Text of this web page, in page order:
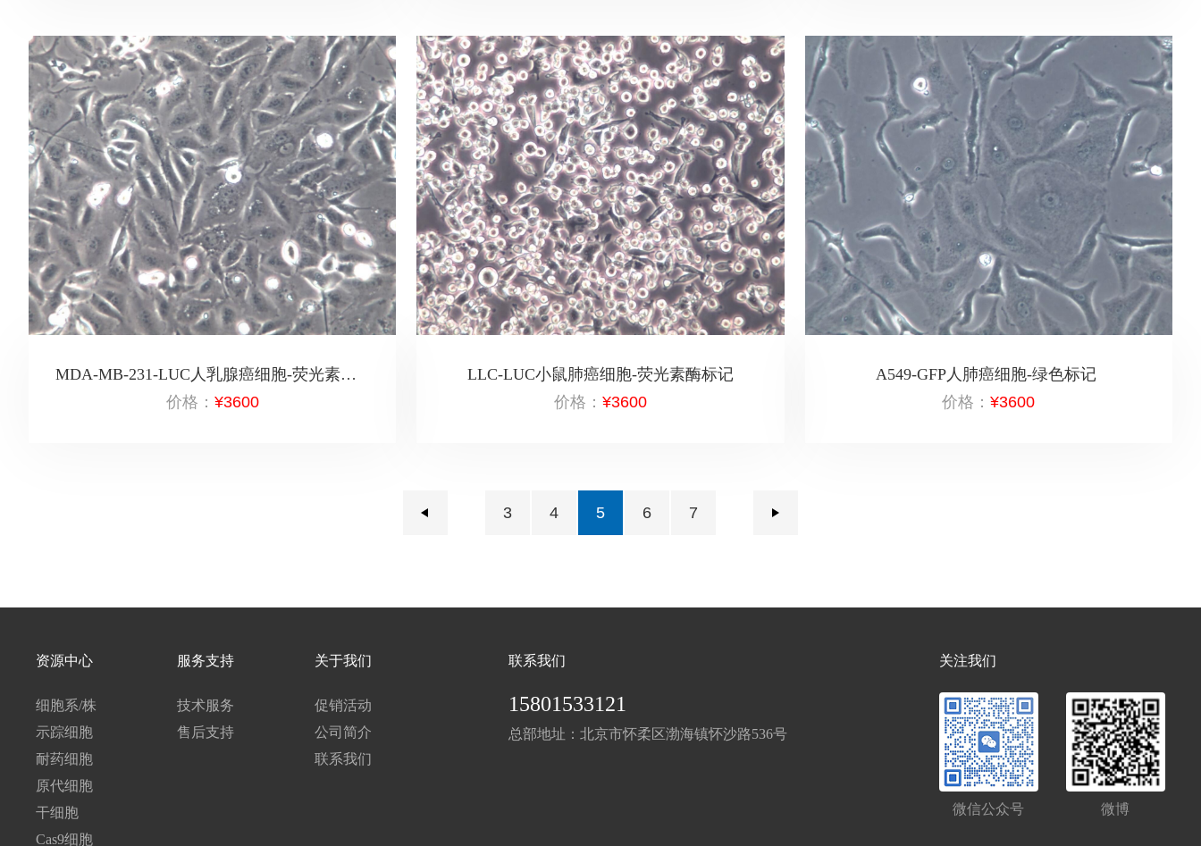
MDA-MB-231-LUC人乳腺癌细胞-荧光素酶标记
价格： ¥3600
LLC-LUC小鼠肺癌细胞-荧光素酶标记
价格： ¥3600
A549-GFP人肺癌细胞-绿色标记
价格：¥3600
3 4 5 6 7
资源中心
细胞系/株
示踪细胞
耐药细胞
原代细胞
干细胞
Cas9细胞
服务支持
技术服务
售后支持
关于我们
促销活动
公司简介
联系我们
联系我们
15801533121
总部地址：北京市怀柔区渤海镇怀沙路536号
关注我们
微信公众号 微博